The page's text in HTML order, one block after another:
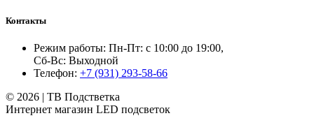
Контакты
Режим работы: Пн-Пт: с 10:00 до 19:00,
Сб-Вс: Выходной
Телефон: +7 (931) 293-58-66
© 2026 | ТВ Подстветка
Интернет магазин LED подсветок